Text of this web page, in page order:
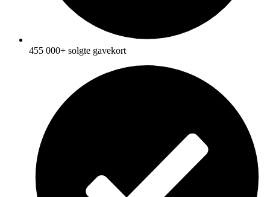
455 000+ solgte gavekort